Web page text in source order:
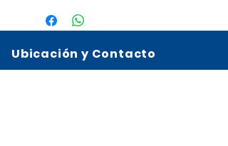
Ubicación y Contacto